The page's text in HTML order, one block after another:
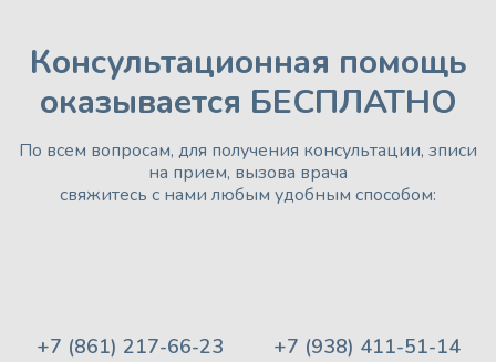
Консультационная помощь
оказывается БЕСПЛАТНО
По всем вопросам, для получения консультации, зписи
на прием, вызова врача
свяжитесь с нами любым удобным способом:
+7 (861) 217-66-23 +7 (938) 411-51-14